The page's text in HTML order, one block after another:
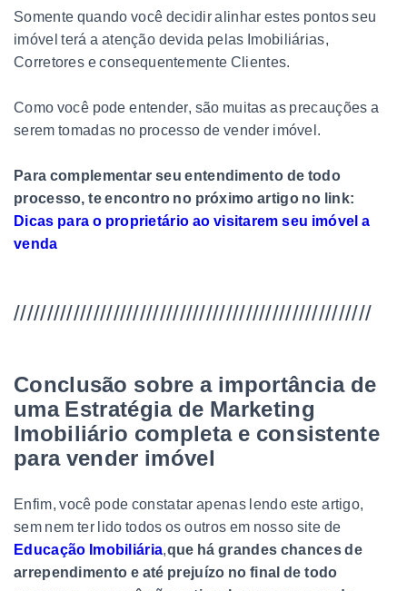
Somente quando você decidir alinhar estes pontos seu
imóvel terá a atenção devida pelas Imobiliárias,
Corretores e consequentemente Clientes.
Como você pode entender, são muitas as precauções a
serem tomadas no processo de vender imóvel.
Para complementar seu entendimento de todo
processo, te encontro no próximo artigo no link:
Dicas para o proprietário ao visitarem seu imóvel a
venda
//////////////////////////////////////////////////////
Conclusão sobre a importância de
uma Estratégia de Marketing
Imobiliário completa e consistente
para vender imóvel
Enfim, você pode constatar apenas lendo este artigo,
sem nem ter lido todos os outros em nosso site de
Educação Imobiliária,que há grandes chances de
arrependimento e até prejuízo no final de todo